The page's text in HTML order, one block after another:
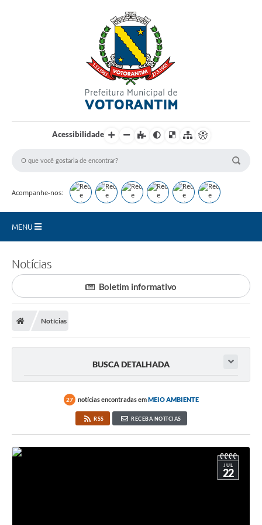
Acessibilidade
Acompanhe-nos:
MENU
Finanças
Carta de Serviços
Vagas PAT
Perguntas e Respostas Frequentes
Empreendedor
Pesquisa Dificuldades no Licenciamento de Empresas
Notícias
Boletim informativo
Notícias
BUSCA DETALHADA
27 notícias encontradas emMEIO AMBIENTE
RSS RECEBA NOTÍCIAS
JUL
22